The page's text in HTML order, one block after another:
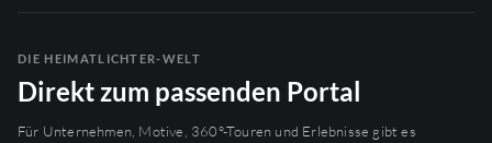
DIE HEIMATLICHTER-WELT
Direkt zum passenden Portal
Für Unternehmen, Motive, 360°-Touren und Erlebnisse gibt es